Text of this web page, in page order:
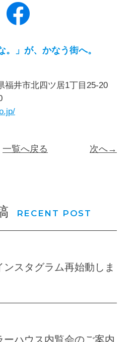
。」が、かなう街へ。
福井市北四ツ居1丁目25-20
一覧へ戻る 次へ→
RECENT POST
ンスタグラム再始動しま
ーハウス内覧会のご案内